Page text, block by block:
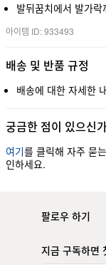
발뒤꿈치에서 발가
아이템 ID: 933493
배송 및 반품 규정
배송에 대한 자세한
궁금한 점이 있으신
여기를 클릭해 자주 묻
인하세요.
팔로우 하기
지금 구독하면